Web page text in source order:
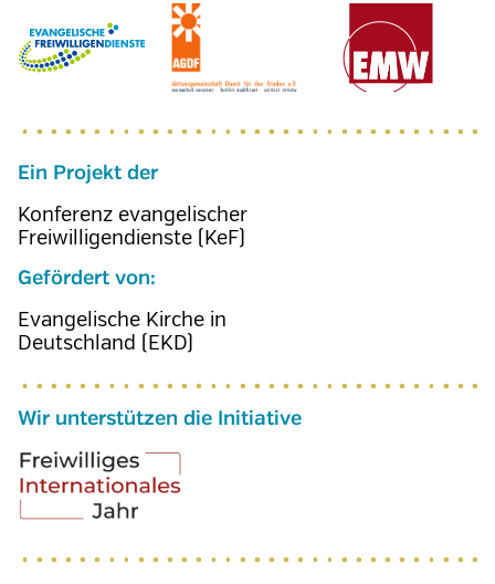
Ein Projekt der
Konferenz evangelischer
Freiwilligendienste (KeF)
Gefördert von:
Evangelische Kirche in
Deutschland (EKD)
Wir unterstützen die Initiative